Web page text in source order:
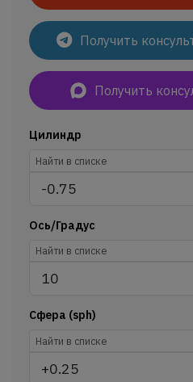
Получить
Получить
Цилиндр
Ось/Градус
Сфера (sph)